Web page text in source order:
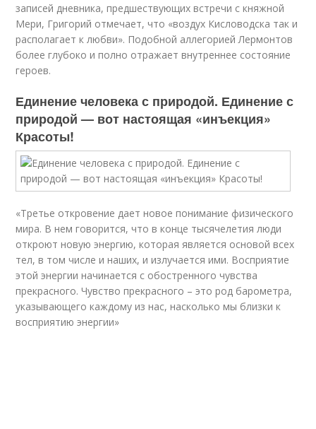
записей дневника, предшествующих встречи с княжной
Мери, Григорий отмечает, что «воздух Кисловодска так и
располагает к любви». Подобной аллегорией Лермонтов
более глубоко и полно отражает внутреннее состояние
героев.
Единение человека с природой. Единение с
природой — вот настоящая «инъекция»
Красоты!
«Третье откровение дает новое понимание физического
мира. В нем говорится, что в конце тысячелетия люди
откроют новую энергию, которая является основой всех
тел, в том числе и наших, и излучается ими. Восприятие
этой энергии начинается с обостренного чувства
прекрасного. Чувство прекрасного – это род барометра,
указывающего каждому из нас, насколько мы близки к
восприятию энергии»